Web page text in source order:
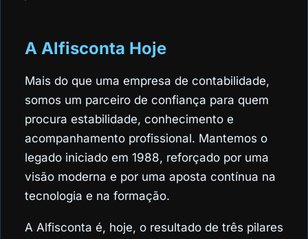
A Alfisconta Hoje
Mais do que uma empresa de contabilidade,
somos um parceiro de confiança para quem
procura estabilidade, conhecimento e
acompanhamento profissional. Mantemos o
legado iniciado em 1988, reforçado por uma
visão moderna e por uma aposta contínua na
tecnologia e na formação.
A Alfisconta é, hoje, o resultado de três pilares